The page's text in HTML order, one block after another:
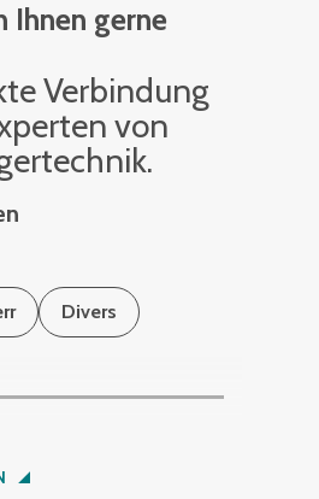
Ihnen gerne
Ver­bin­dung
von
Divers